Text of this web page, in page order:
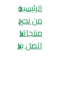
الرئيسية
من نحن
منتجاتنا
اتصل بنا